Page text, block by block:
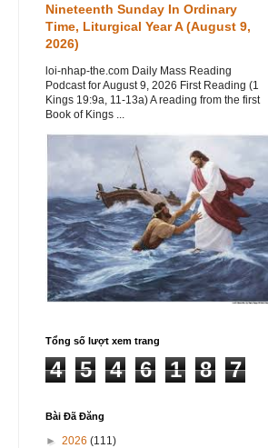
Nineteenth Sunday In Ordinary
Time, Liturgical Year A (August 9,
2026)
loi-nhap-the.com Daily Mass Reading
Podcast for August 9, 2026 First Reading (1
Kings 19:9a, 11-13a) A reading from the first
Book of Kings ...
Tổng số lượt xem trang
4 5 4 6 1 8 7
Bài Đã Đăng
► 2026 (111)